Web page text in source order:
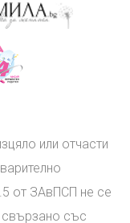
или отчасти
от ЗАвПСП не се
свързано със